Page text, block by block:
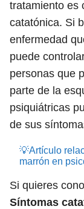
tratamiento es
catatónica. Si
enfermedad
puede
personas que
parte de la
psiquiátricas
de sus
💡Artículo
marrón en
Si quieres
Síntomas